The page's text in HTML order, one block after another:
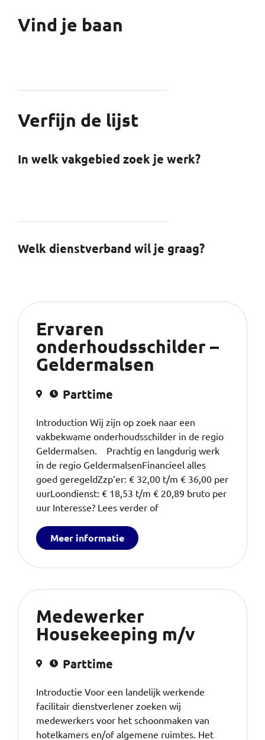
Vind je baan
Verfijn de lijst
In welk vakgebied zoek je werk?
Welk dienstverband wil je graag?
Ervaren
onderhoudsschilder –
Geldermalsen
Parttime
Introduction Wij zijn op zoek naar een
vakbekwame onderhoudsschilder in de regio
Geldermalsen. Prachtig en langdurig werk
in de regio GeldermalsenFinancieel alles
goed geregeldZzp’er: € 32,00 t/m € 36,00 per
uurLoondienst: € 18,53 t/m € 20,89 bruto per
uur Interesse? Lees verder of
Meer informatie
Medewerker
Housekeeping m/v
Parttime
Introductie Voor een landelijk werkende
facilitair dienstverlener zoeken wij
medewerkers voor het schoonmaken van
hotelkamers en/of algemene ruimtes. Het